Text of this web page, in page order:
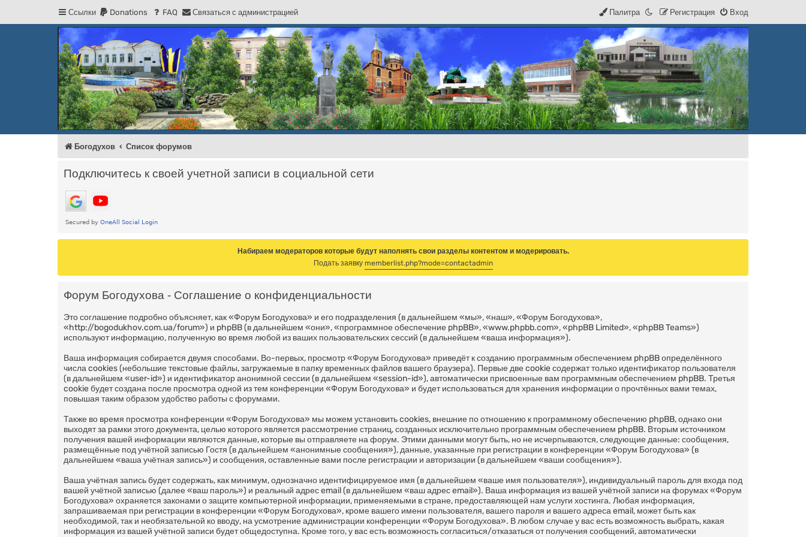
Ссылки Donations FAQ Связаться с администрацией Вход
Регистрация
Палитра
Регистрация
Форум Богодухова
Богодухов
Богодухов Список форумов
Подключитесь к своей учетной записи в социальной сети
Набираем модераторов которые будут наполнять свои разделы контентом и модерировать.
Подать заявку memberlist.php?mode=contactadmin
Форум Богодухова - Соглашение о конфиденциальности
Это соглашение подробно объясняет, как «Форум Богодухова» и его подразделения (в дальнейшем «мы», «наш», «Форум Богодухова»,
«http://bogodukhov.com.ua/forum») и phpBB (в дальнейшем «они», «программное обеспечение phpBB», «www.phpbb.com», «phpBB Limited», «phpBB Teams»)
используют информацию, полученную во время любой из ваших пользовательских сессий (в дальнейшем «ваша информация»).
Ваша информация собирается двумя способами. Во-первых, просмотр «Форум Богодухова» приведёт к созданию программным обеспечением phpBB определённого
числа cookies (небольшие текстовые файлы, загружаемые в папку временных файлов вашего браузера). Первые две cookie содержат только идентификатор пользователя
(в дальнейшем «user-id») и идентификатор анонимной сессии (в дальнейшем «session-id»), автоматически присвоенные вам программным обеспечением phpBB. Третья
cookie будет создана после просмотра одной из тем конференции «Форум Богодухова» и будет использоваться для хранения информации о прочтённых вами темах,
повышая таким образом удобство работы с форумами.
Также во время просмотра конференции «Форум Богодухова» мы можем установить cookies, внешние по отношению к программному обеспечению phpBB, однако они
выходят за рамки этого документа, целью которого является рассмотрение страниц, созданных исключительно программным обеспечением phpBB. Вторым источником
получения вашей информации являются данные, которые вы отправляете на форум. Этими данными могут быть, но не исчерпываются, следующие данные: сообщения,
размещённые под учётной записью Гостя (в дальнейшем «анонимные сообщения»), данные, указанные при регистрации в конференции «Форум Богодухова» (в
дальнейшем «ваша учётная запись») и сообщения, оставленные вами после регистрации и авторизации (в дальнейшем «ваши сообщения»).
Ваша учётная запись будет содержать, как минимум, однозначно идентифицируемое имя (в дальнейшем «ваше имя пользователя»), индивидуальный пароль для входа под
вашей учётной записью (далее «ваш пароль») и реальный адрес email (в дальнейшем «ваш адрес email»). Ваша информация из вашей учётной записи на форумах «Форум
Богодухова» охраняется законами о защите компьютерной информации, применяемыми в стране, предоставляющей нам услуги хостинга. Любая информация,
запрашиваемая при регистрации в конференции «Форум Богодухова», кроме вашего имени пользователя, вашего пароля и вашего адреса email, может быть как
необходимой, так и необязательной ко вводу, на усмотрение администрации конференции «Форум Богодухова». В любом случае у вас есть возможность выбрать, какая
информация из вашей учётной записи будет общедоступна. Кроме того, у вас есть возможность согласиться/отказаться от получения сообщений, автоматически